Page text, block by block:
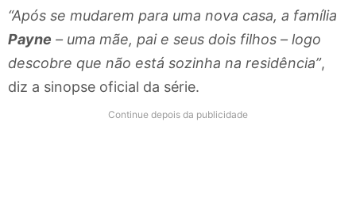
“Após se mudarem para uma nova casa, a família
Payne – uma mãe, pai e seus dois filhos – logo
descobre que não está sozinha na residência”,
diz a sinopse oficial da série.
Continue depois da publicidade